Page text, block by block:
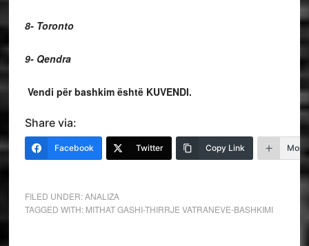
8- Toronto
9- Qendra
Vendi për bashkim është KUVENDI.
Share via:
Facebook Twitter Copy Link More
FILED UNDER:ANALIZA
TAGGED WITH: MITHAT GASHI-THIRRJE VATRANEVE-BASHKIMI